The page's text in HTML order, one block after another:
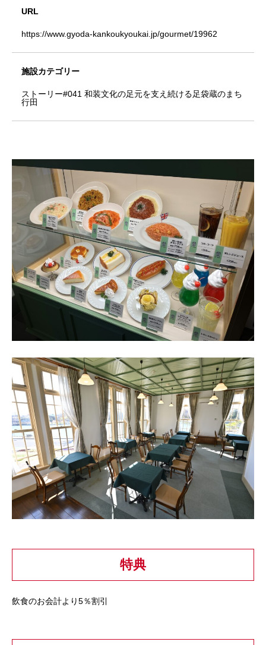
URL
https://www.gyoda-kankoukyoukai.jp/gourmet/19962
施設カテゴリー
ストーリー#041 和装文化の足元を支え続ける足袋蔵のまち
行田
特典
飲食のお会計より5％割引